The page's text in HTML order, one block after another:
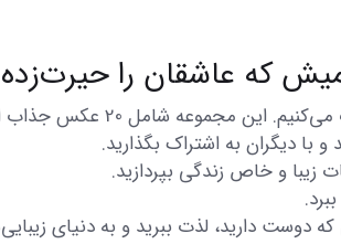
در اینجا شما را به
دیگران به اشتراک بگذارید.
زیبا و خاص زندگی بپردازید.
دوست دارید، لذت ببرید و به دنیای